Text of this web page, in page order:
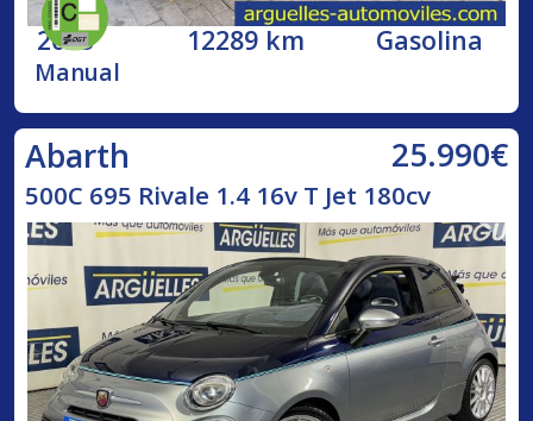
2023 12289 km Gasolina
Manual
Abarth 25.990€
500C 695 Rivale 1.4 16v T Jet 180cv